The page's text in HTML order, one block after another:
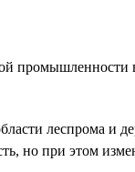
леспрома и
но при этом